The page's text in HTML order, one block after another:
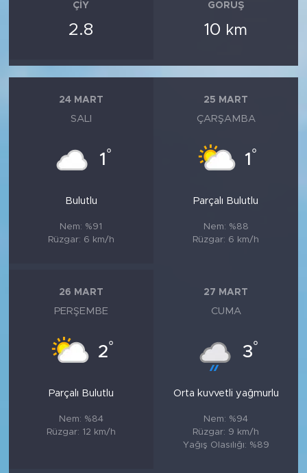
ÇIY
2.8
GÖRÜŞ
10 km
24 MART
SALI
1 °
Bulutlu
Nem: %91
Rüzgar: 6 km/h
25 MART
ÇARŞAMBA
1 °
Parçalı Bulutlu
Nem: %88
Rüzgar: 6 km/h
26 MART
PERŞEMBE
2°
Parçalı Bulutlu
Nem: %84
Rüzgar: 12 km/h
27 MART
CUMA
3°
Orta kuvvetli yağmurlu
Nem: %94
Rüzgar: 9 km/h
Yağış Olasılığı: %89